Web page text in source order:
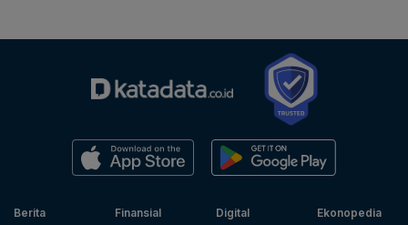
Berita
Finansial
Digital
Ekonopedia